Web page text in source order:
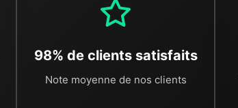
98% de clients satisfaits
Note moyenne de nos clients